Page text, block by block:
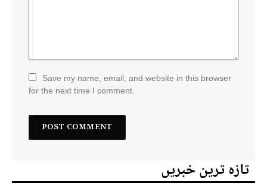
Save my name, email, and website in this browser
for the next time I comment.
تازہ ترین خبریں